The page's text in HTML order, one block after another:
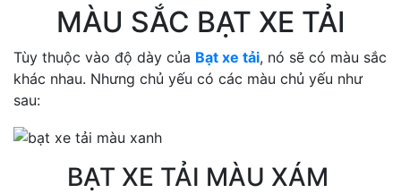
MÀU SẮC BẠT XE TẢI
Tùy thuộc vào độ dày của Bạt xe tải, nó sẽ có màu sắc
khác nhau. Nhưng chủ yếu có các màu chủ yếu như
sau:
BẠT XE TẢI MÀU XÁM